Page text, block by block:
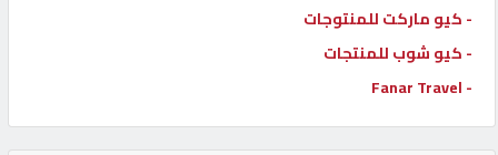
- كيو ماركت للمنتوجات
- كيو شوب للمنتجات
- Fanar Travel